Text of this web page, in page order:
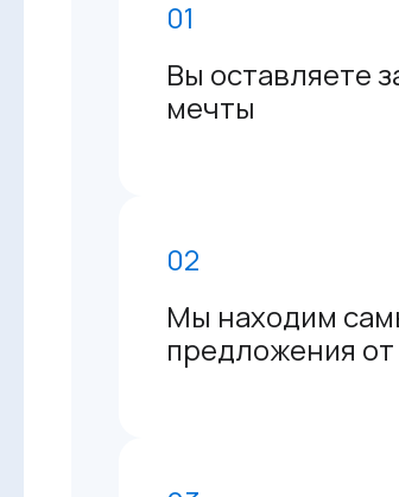
01
Вы оставляете
мечты
02
Мы находим
предложения